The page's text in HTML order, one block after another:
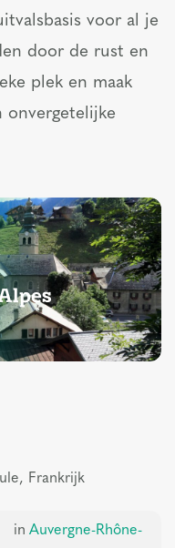
voor al je
door de rust en
plek en maak
onvergetelijke
Frankrijk
in Auvergne-Rhône-